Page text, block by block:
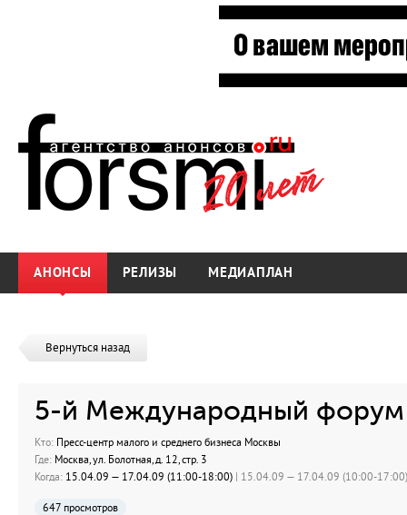
АНОНСЫ РЕЛИЗЫ МЕДИАПЛАН
Вернуться назад
5-й Международный
Кто: Пресс-центр малого и среднего бизнеса Москвы
Где: Москва, ул. Болотная, д. 12, стр. 3
Когда: 15.04.09 — 17.04.09 (11:00-18:00) | 15.04.09 — 17.04.09 (10:00-
647 просмотров